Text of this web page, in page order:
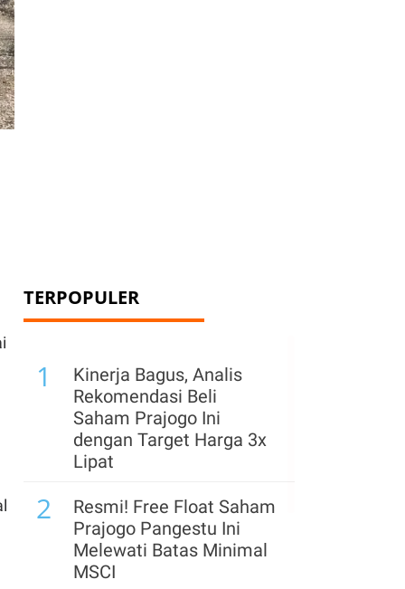
TERPOPULER
1
Kinerja Bagus, Analis
Rekomendasi Beli
Saham Prajogo Ini
dengan Target Harga 3x
Lipat
2
Resmi! Free Float Saham
Prajogo Pangestu Ini
Melewati Batas Minimal
MSCI